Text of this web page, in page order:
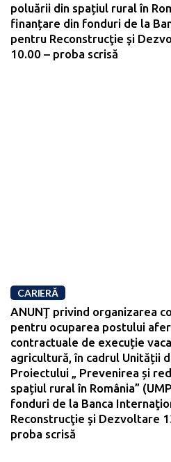
poluării din spațiul rural în
finanțare din fonduri de la
pentru Reconstrucţie şi
10.00 – proba scrisă
CARIERĂ
ANUNŢ privind organizarea
pentru ocuparea postului
contractuale de execuție
agricultură, în cadrul Unității
Proiectului „ Prevenirea și
spațiul rural în România”
fonduri de la Banca
Reconstrucţie şi Dezvoltare
proba scrisă